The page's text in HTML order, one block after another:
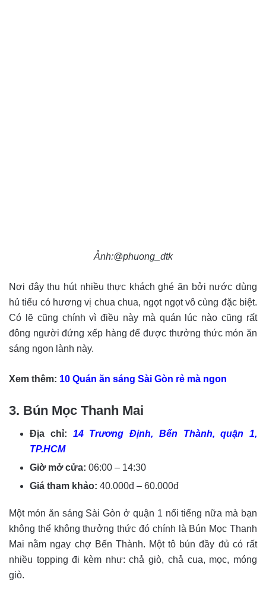
Ảnh:@phuong_dtk
Nơi đây thu hút nhiều thực khách ghé ăn bởi nước dùng
hủ tiếu có hương vị chua chua, ngọt ngọt vô cùng đặc biệt.
Có lẽ cũng chính vì điều này mà quán lúc nào cũng rất
đông người đứng xếp hàng để được thưởng thức món ăn
sáng ngon lành này.
Xem thêm: 10 Quán ăn sáng Sài Gòn rẻ mà ngon
3. Bún Mọc Thanh Mai
Địa chỉ:
14 Trương Định, Bến Thành, quận 1,
TP.HCM
Giờ mở cửa: 06:00 – 14:30
Giá tham khảo: 40.000đ – 60.000đ
Một món ăn sáng Sài Gòn ở quận 1 nổi tiếng nữa mà bạn
không thể không thưởng thức đó chính là Bún Mọc Thanh
Mai nằm ngay chợ Bến Thành. Một tô bún đầy đủ có rất
nhiều topping đi kèm như: chả giò, chả cua, mọc, móng
giò.